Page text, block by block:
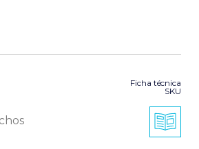
Ficha técnica
SKU